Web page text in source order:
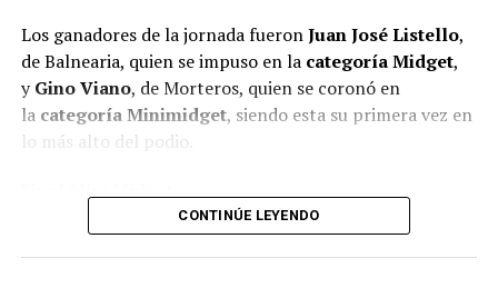
Los ganadores de la jornada fueronJuan José Listello,
de Balnearia, quien se impuso en la categoría Midget,
yGino Viano, de Morteros, quien se coronó en
la categoría Minimidget, siendo esta su primera vez en
lo más alto del podio.
CONTINÚE LEYENDO